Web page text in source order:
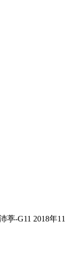
葶-G11 2018年11